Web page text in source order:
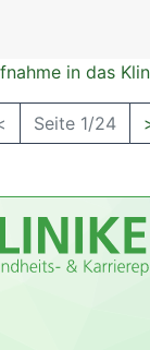
in das
Seite 1/24